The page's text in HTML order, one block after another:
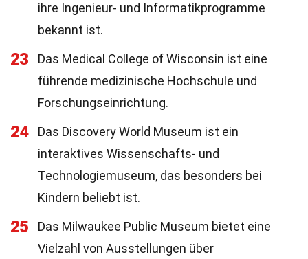
ihre Ingenieur- und Informatikprogramme
bekannt ist.
23
Das Medical College of Wisconsin ist eine
führende medizinische Hochschule und
Forschungseinrichtung.
24
Das Discovery World Museum ist ein
interaktives Wissenschafts- und
Technologiemuseum, das besonders bei
Kindern beliebt ist.
25
Das Milwaukee Public Museum bietet eine
Vielzahl von Ausstellungen über